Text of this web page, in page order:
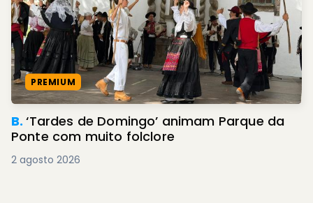
PREMIUM
B.‘Tardes de Domingo’ animam Parque da
Ponte com muito folclore
2 agosto 2026